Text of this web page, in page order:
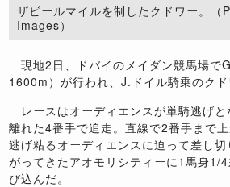
ザビールマイルを制したクドワー。
Images）
現地2 日、ドバイのメイダン競馬場で
1600m ）が行われ、J. ドイル騎乗のク
レースはオーディエンスが単騎逃げ
離れた4番手で追走。直線で2番手まで
逃げ粘るオーディエンスに迫って差し
がってきたアオモリシティーに 1 馬身1/4
び込んだ。